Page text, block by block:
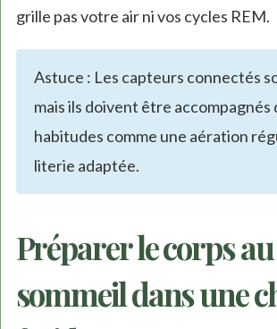
grille pas votre air ni vos cycles REM.
Astuce : Les capteurs connectés
mais ils doivent être accompagnés
habitudes comme une aération
literie adaptée.
Préparer le corps au
sommeil dans une